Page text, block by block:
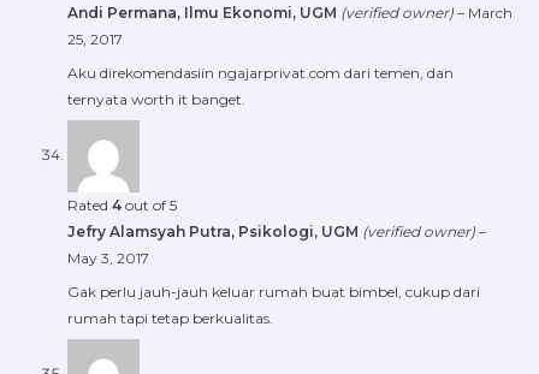
Andi Permana, Ilmu Ekonomi, UGM (verified owner) – March
25, 2017
Aku direkomendasiin ngajarprivat.com dari temen, dan
ternyata worth it banget.
Rated 4 out of 5
Jefry Alamsyah Putra, Psikologi, UGM (verified owner) –
May 3, 2017
Gak perlu jauh-jauh keluar rumah buat bimbel, cukup dari
rumah tapi tetap berkualitas.